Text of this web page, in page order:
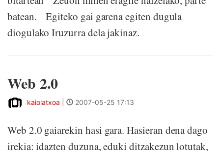
batean. Egiteko gai garena egiten dugula
diogulako Iruzurra dela jakinaz.
Web 2.0
kaiolatxoa 2007-05-25 17:13
Web 2.0 gaiarekin hasi gara. Hasieran dena dago
irekia: idazten duzuna, eduki ditzakezun lotutak,